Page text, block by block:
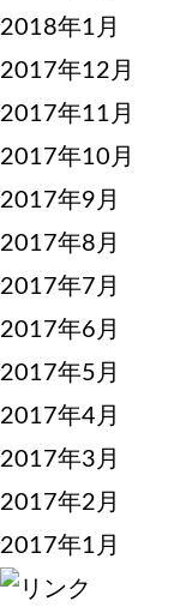
2018年1月
2017年12月
2017年11月
2017年10月
2017年9月
2017年8月
2017年7月
2017年6月
2017年5月
2017年4月
2017年3月
2017年2月
2017年1月